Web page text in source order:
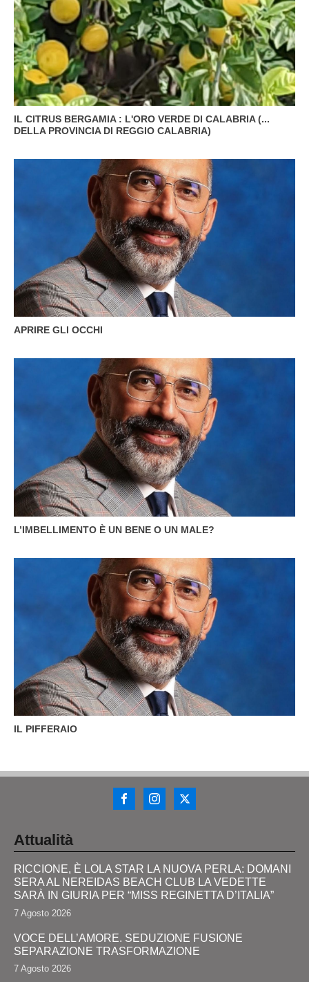
IL CITRUS BERGAMIA : L'ORO VERDE DI CALABRIA (...
DELLA PROVINCIA DI REGGIO CALABRIA)
APRIRE GLI OCCHI
L’IMBELLIMENTO È UN BENE O UN MALE?
IL PIFFERAIO
Attualità
RICCIONE, È LOLA STAR LA NUOVA PERLA: DOMANI
SERA AL NEREIDAS BEACH CLUB LA VEDETTE
SARÀ IN GIURIA PER “MISS REGINETTA D’ITALIA”
7 Agosto 2026
VOCE DELL’AMORE. SEDUZIONE FUSIONE
SEPARAZIONE TRASFORMAZIONE
7 Agosto 2026